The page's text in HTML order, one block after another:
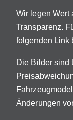
Wir legen Wert
Transparenz.
folgenden Link
Die Bilder sind
Änderungen